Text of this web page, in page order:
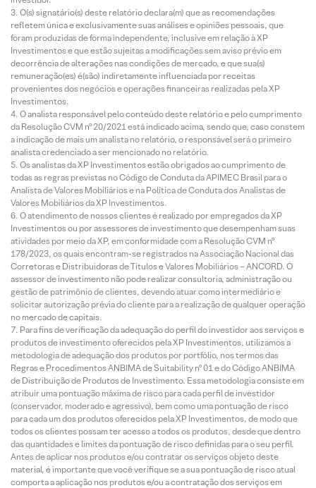
O(s) signatário(s) deste relatório declara(m) que as recomendações
refletem única e exclusivamente suas análises e opiniões pessoais, que
foram produzidas de forma independente, inclusive em relação à XP
Investimentos e que estão sujeitas a modificações sem aviso prévio em
decorrência de alterações nas condições de mercado, e que sua(s)
remuneração(es) é(são) indiretamente influenciada por receitas
provenientes dos negócios e operações financeiras realizadas pela XP
Investimentos.
O analista responsável pelo conteúdo deste relatório e pelo cumprimento
da Resolução CVM nº 20/2021 está indicado acima, sendo que, caso constem
a indicação de mais um analista no relatório, o responsável será o primeiro
analista credenciado a ser mencionado no relatório.
Os analistas da XP Investimentos estão obrigados ao cumprimento de
todas as regras previstas no Código de Conduta da APIMEC Brasil para o
Analista de Valores Mobiliários e na Política de Conduta dos Analistas de
Valores Mobiliários da XP Investimentos.
O atendimento de nossos clientes é realizado por empregados da XP
Investimentos ou por assessores de investimento que desempenham suas
atividades por meio da XP, em conformidade com a Resolução CVM nº
178/2023, os quais encontram-se registrados na Associação Nacional das
Corretoras e Distribuidoras de Títulos e Valores Mobiliários – ANCORD. O
assessor de investimento não pode realizar consultoria, administração ou
gestão de patrimônio de clientes, devendo atuar como intermediário e
solicitar autorização prévia do cliente para a realização de qualquer operação
no mercado de capitais.
Para fins de verificação da adequação do perfil do investidor aos serviços e
produtos de investimento oferecidos pela XP Investimentos, utilizamos a
metodologia de adequação dos produtos por portfólio, nos termos das
Regras e Procedimentos ANBIMA de Suitability nº 01 e do Código ANBIMA
de Distribuição de Produtos de Investimento. Essa metodologia consiste em
atribuir uma pontuação máxima de risco para cada perfil de investidor
(conservador, moderado e agressivo), bem como uma pontuação de risco
para cada um dos produtos oferecidos pela XP Investimentos, de modo que
todos os clientes possam ter acesso a todos os produtos, desde que dentro
das quantidades e limites da pontuação de risco definidas para o seu perfil.
Antes de aplicar nos produtos e/ou contratar os serviços objeto deste
material, é importante que você verifique se a sua pontuação de risco atual
comporta a aplicação nos produtos e/ou a contratação dos serviços em